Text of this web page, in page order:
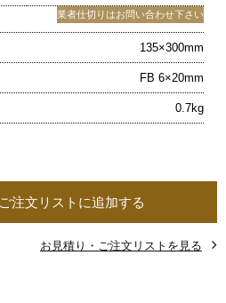
業者仕切りはお問い合わせ下さい
135×300mm
FB 6×20mm
0.7kg
注文リストに追加する
お見積り・ご注文リストを見る